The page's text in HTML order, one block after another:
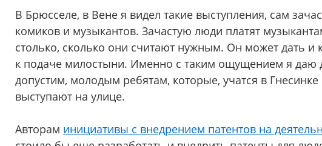
В Брюсселе, в Вене я видел такие выступления, сам
комиков и музыкантов. Зачастую люди платят
столько, сколько они считают нужным. Он может дать и
к подаче милостыни. Именно с таким ощущением я даю
допустим, молодым ребятам, которые, учатся в
выступают на улице.
Авторам инициативы с внедрением патентов на